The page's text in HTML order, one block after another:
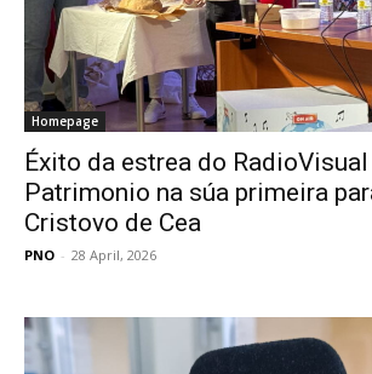
Homepage
Éxito da estrea do
Patrimonio na súa primeira
Cristovo de Cea
PNO - 28 April, 2026